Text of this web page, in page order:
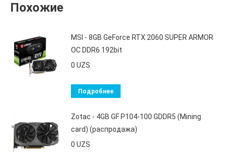
Похожие
MSI - 8GB GeForce RTX 2060 SUPER ARMOR
OC DDR6 192bit
0 UZS
Подробнее
Zotac - 4GB GF P104-100 GDDR5 (Mining
card) (распродажа)
0 UZS